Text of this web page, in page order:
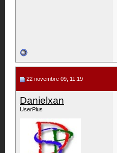
22 novembre 09, 11:19
Danielxan
UserPlus